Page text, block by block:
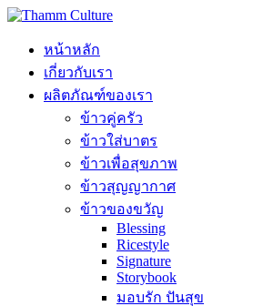
หน้าหลัก
เกี่ยวกับเรา
ผลิตภัณฑ์ของเรา
ข้าวคู่ครัว
ข้าวใส่บาตร
ข้าวเพื่อสุขภาพ
ข้าวสุญญากาศ
ข้าวของขวัญ
Blessing
Ricestyle
Signature
Storybook
มอบรัก ปันสุข